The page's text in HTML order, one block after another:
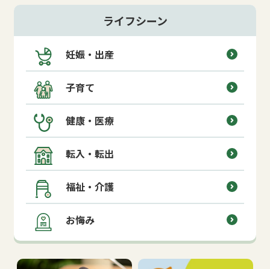
ライフシーン
妊娠・出産
子育て
健康・医療
転入・転出
福祉・介護
お悔み